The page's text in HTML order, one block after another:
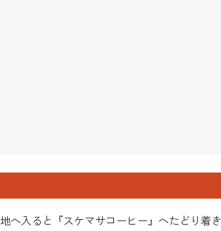
へ入ると『スケマサコーヒー』へたどり着き